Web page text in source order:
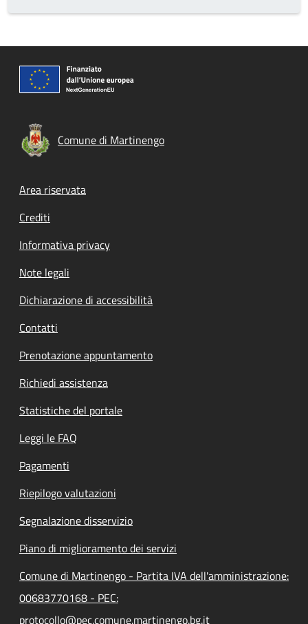
Comune di Martinengo
Footer menu
Area riservata
Crediti
Informativa privacy
Note legali
Dichiarazione di accessibilità
Contatti
Prenotazione appuntamento
Richiedi assistenza
Statistiche del portale
Leggi le FAQ
Pagamenti
Riepilogo valutazioni
Segnalazione disservizio
Piano di miglioramento dei servizi
Comune di Martinengo - Partita IVA dell'amministrazione:
00683770168 - PEC:
protocollo@pec.comune.martinengo.bg.it